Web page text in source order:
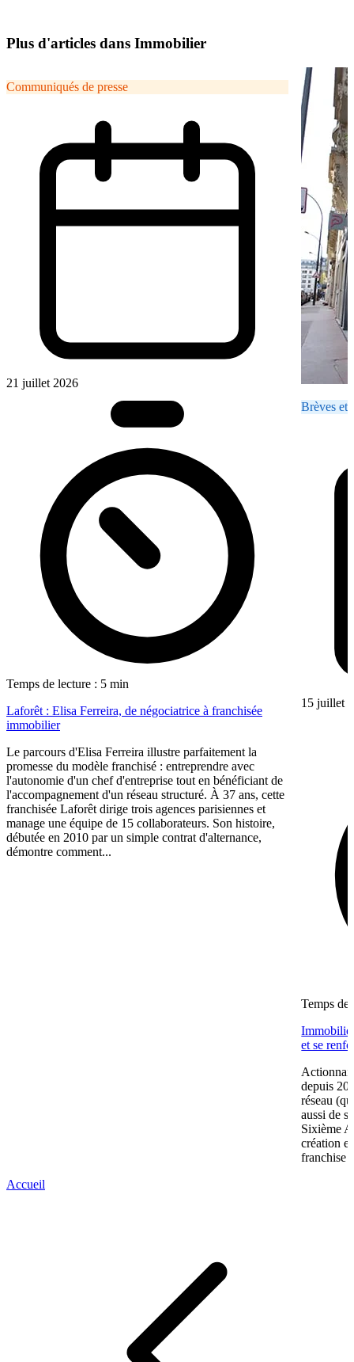
Plus d'articles dans Immobilier
Communiqués de presse
21 juillet 2026
Temps de lecture : 5 min
Laforêt : Elisa Ferreira, de négociatrice à franchisée
immobilier
Le parcours d'Elisa Ferreira illustre parfaitement la
promesse du modèle franchisé : entreprendre avec
l'autonomie d'un chef d'entreprise tout en bénéficiant de
l'accompagnement d'un réseau structuré. À 37 ans, cette
franchisée Laforêt dirige trois agences parisiennes et
manage une équipe de 15 collaborateurs. Son histoire,
débutée en 2010 par un simple contrat d'alternance,
démontre comment...
Brèves et
15 juillet
Temps de
et se
depuis
réseau
aussi de
Sixième
création
franchise
Accueil